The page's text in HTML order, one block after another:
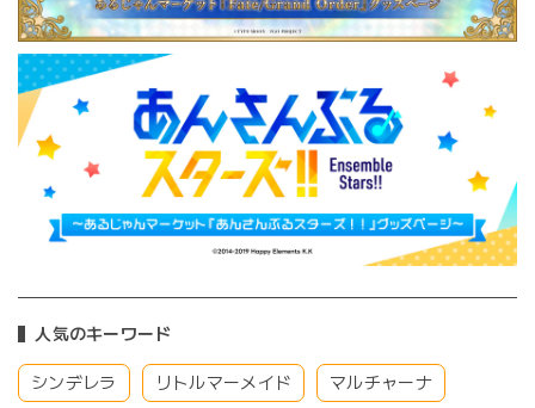
人気のキーワード
シンデレラ リトルマーメイド マルチャーナ